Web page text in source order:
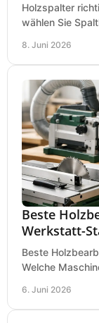
Holzspalter
wählen Sie
8. Juni 2026
Beste
Werkstatt-
Beste
Welche
6. Juni 2026